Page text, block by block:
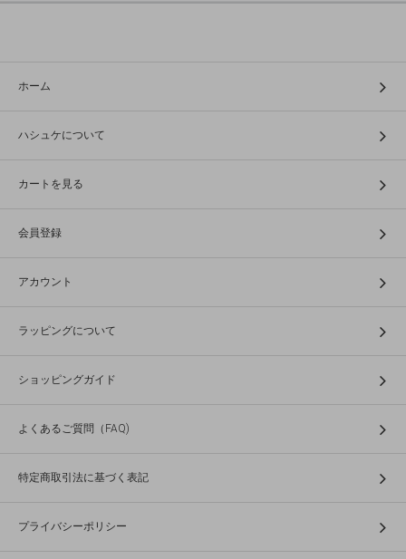
ホーム
ハシュケについて
カートを見る
会員登録
アカウント
ラッピングについて
ショッピングガイド
よくあるご質問（FAQ)
特定商取引法に基づく表記
プライバシーポリシー